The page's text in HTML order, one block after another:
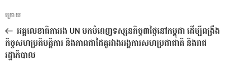
ការ​
នាំទិស​
ប្រកាស
អត្ថបទ
មុន
ក្រោយ
អគ្គលេខាធិការរង UN មកបំពេញទស្សនកិច្ច៣ថ្ងៃនៅកម្ពុជា ដើម្បីពង្រឹង
កិច្ចសហប្រតិបត្តិការ និងភាពជាដៃគូរវាងអង្គការសហប្រជាជាតិ និងរាជ
រដ្ឋាភិបាល